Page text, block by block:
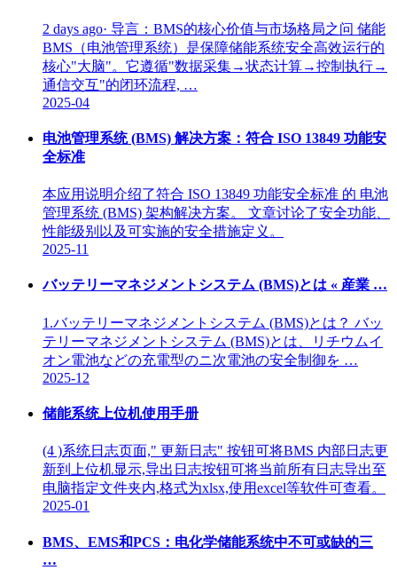
2 days ago· 导言：BMS的核心价值与市场格局之问 储能
BMS（电池管理系统）是保障储能系统安全高效运行的
核心"大脑"。它遵循"数据采集→状态计算→控制执行→
通信交互"的闭环流程, …
2025-04
电池管理系统 (BMS) 解决方案：符合 ISO 13849 功能安
全标准
本应用说明介绍了符合 ISO 13849 功能安全标准 的 电池
管理系统 (BMS) 架构解决方案。 文章讨论了安全功能、
性能级别以及可实施的安全措施定义。
2025-11
バッテリーマネジメントシステム (BMS)とは « 産業 …
1.バッテリーマネジメントシステム (BMS)とは？ バッ
テリーマネジメントシステム (BMS)とは、リチウムイ
オン電池などの充電型のニ次電池の安全制御を …
2025-12
储能系统上位机使用手册
(4 )系统日志页面," 更新日志" 按钮可将BMS 内部日志更
新到上位机显示,导出日志按钮可将当前所有日志导出至
电脑指定文件夹内,格式为xlsx,使用excel等软件可查看。
2025-01
BMS、EMS和PCS：电化学储能系统中不可或缺的三
…